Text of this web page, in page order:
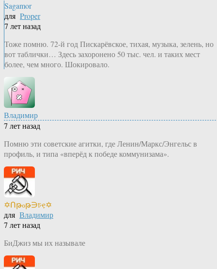
Sagamor
для Proper
7 лет назад
Тоже помню. 72-й год Пискарёвское, тихая, музыка, зелень, но
вот таблички… Здесь захоронено 50 тыс. чел. и таких мест
более, чем много. Шокировало.
Владимир
7 лет назад
Помню эти советские агитки, где Ленин/Маркс/Энгельс в
профиль, и типа «вперёд к победе коммунизама».
✡Ոթℴթ∋চҿ✡
для Владимир
7 лет назад
БиДжиз мы их называле